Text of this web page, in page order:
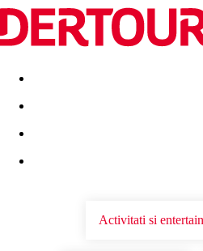
Destinatii Vacanta perfecta
Activitati si